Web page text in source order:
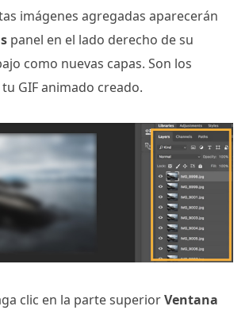
imágenes agregadas aparecerán
panel en el lado derecho de su
como nuevas capas. Son los
GIF animado creado.
clic en la parte superiorVentana